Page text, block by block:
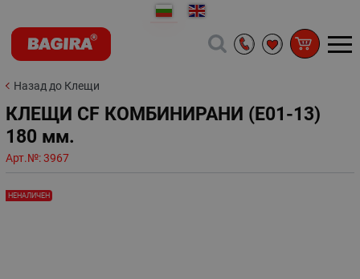
Назад до Клещи
КЛЕЩИ CF КОМБИНИРАНИ (Е01-13)
180 мм.
Арт.№:3967
НЕНАЛИЧЕН